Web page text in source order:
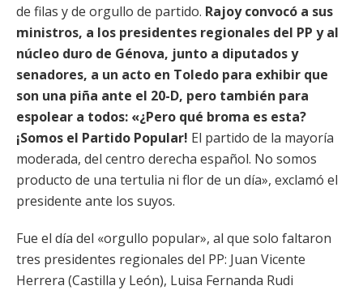
de filas y de orgullo de partido. Rajoy convocó a sus
ministros, a los presidentes regionales del PP y al
núcleo duro de Génova, junto a diputados y
senadores, a un acto en Toledo para exhibir que
son una piña ante el 20-D, pero también para
espolear a todos: «¿Pero qué broma es esta?
¡Somos el Partido Popular! El partido de la mayoría
moderada, del centro derecha español. No somos
producto de una tertulia ni flor de un día», exclamó el
presidente ante los suyos.
Fue el día del «orgullo popular», al que solo faltaron
tres presidentes regionales del PP: Juan Vicente
Herrera (Castilla y León), Luisa Fernanda Rudi